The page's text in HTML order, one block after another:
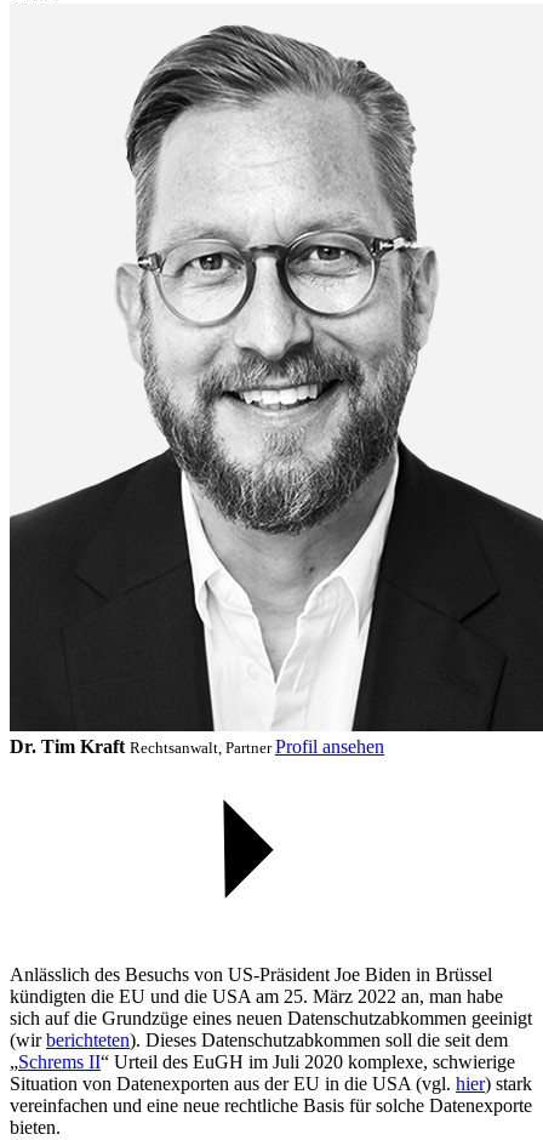
Dr. Tim Kraft Rechtsanwalt, PartnerProfil ansehen
Anlässlich des Besuchs von US-Präsident Joe Biden in Brüssel
kündigten die EU und die USA am 25. März 2022 an, man habe
sich auf die Grundzüge eines neuen Datenschutzabkommen geeinigt
(wirberichteten). Dieses Datenschutzabkommen soll die seit dem
„Schrems II“ Urteil des EuGH im Juli 2020 komplexe, schwierige
Situation von Datenexporten aus der EU in die USA (vgl. hier) stark
vereinfachen und eine neue rechtliche Basis für solche Datenexporte
bieten.